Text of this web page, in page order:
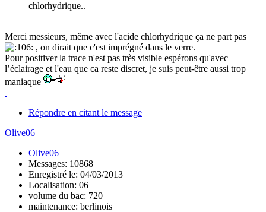
chlorhydrique..
Merci messieurs, même avec l'acide chlorhydrique ça ne part pas
, on dirait que c'est imprégné dans le verre.
Pour positiver la trace n'est pas très visible espérons qu'avec
l’éclairage et l'eau que ca reste discret, je suis peut-être aussi trop
maniaque
Répondre en citant le message
Olive06
Olive06
Messages: 10868
Enregistré le: 04/03/2013
Localisation: 06
volume du bac: 720
maintenance: berlinois